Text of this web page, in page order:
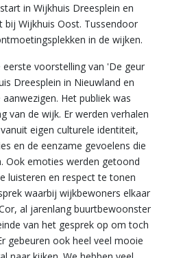
in Wijkhuis Dreesplein en
bij Wijkhuis Oost. Tussendoor
in de wijken.
voorstelling van 'De geur
Dreesplein in Nieuwland en
Het publiek was
van de wijk. Er werden verhalen
eigen culturele identiteit,
en de eenzame gevoelens die
Ook emoties werden getoond
luisteren en respect te tonen
waarbij wijkbewoners elkaar
al jarenlang buurtbewoonster
van het gesprek op om toch
gebeuren ook heel veel mooie